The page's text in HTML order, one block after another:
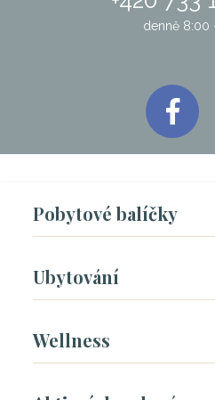
denně 8:00
Pobytové balíčky
Ubytování
Wellness